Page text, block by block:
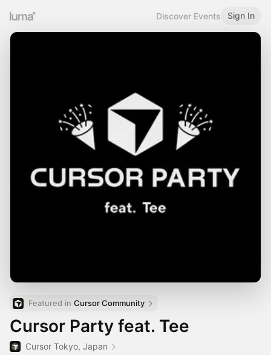
Discover Events Sign In
Featured in Cursor Community
Cursor Party feat. Tee
Cursor Tokyo, Japan